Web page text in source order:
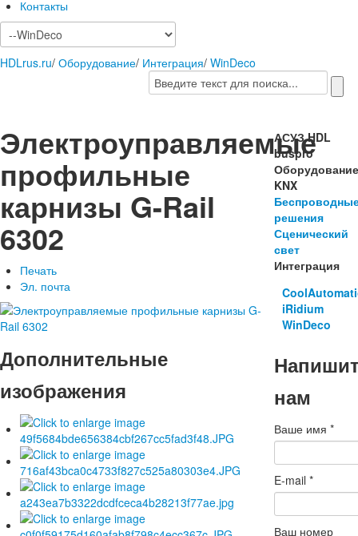
Контакты
HDLrus.ru/ Оборудование/ Интеграция/ WinDeco
Электроуправляемые
профильные
карнизы G-Rail
6302
Печать
Эл. почта
Дополнительные
изображения
АСУЗ HDL
buspro
KNX
решения
Сценический
свет
Интеграция
iRidium
WinDeco
нам
Ваше имя*
E-mail*
Ваш номер